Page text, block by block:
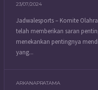
23/07/2024
Jadwalesports – Komite
telah memberikan saran
menekankan pentingnya
yang...
ARKANAPRATAMA